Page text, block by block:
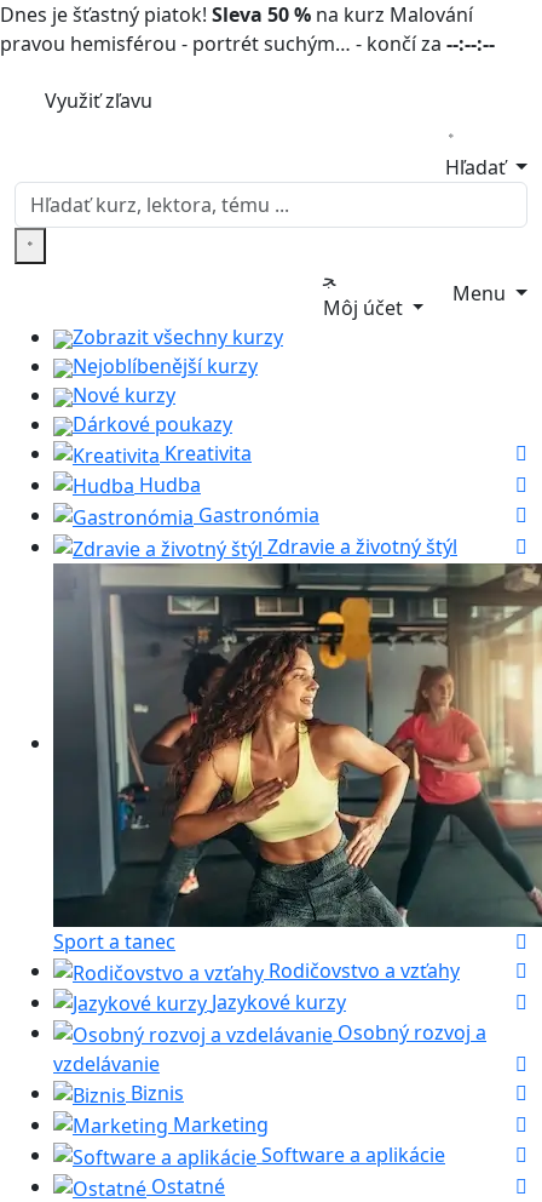
Dnes je šťastný piatok! Sleva 50 % na kurz Malování
pravou hemisférou - portrét suchým… - končí za --:--:--
Využiť zľavu
Hľadať
Môj účet
Menu
Zobrazit všechny kurzy
Nejoblíbenější kurzy
Nové kurzy
Dárkové poukazy
Kreativita
Hudba
Gastronómia
Zdravie a životný štýl
Sport a tanec
Rodičovstvo a vzťahy
Jazykové kurzy
Osobný rozvoj a
vzdelávanie
Biznis
Marketing
Software a aplikácie
Ostatné